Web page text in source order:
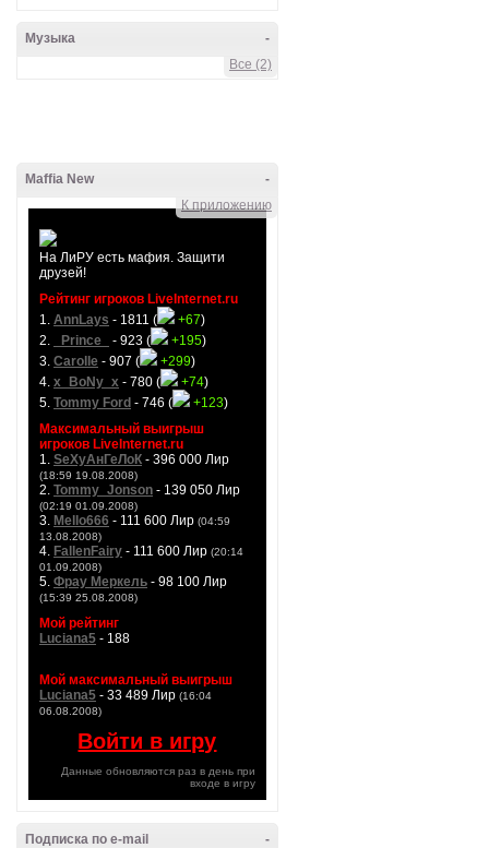
-
Музыка
Все (2)
-
Maffia New
К приложению
На ЛиРУ есть мафия. Защити
друзей!
Рейтинг игроков LiveInternet.ru
1. AnnLays - 1811 ( +67)
2.
_Prince_ - 923 ( +195)
3. Carolle - 907 ( +299)
4. x_BoNy_x - 780 ( +74)
5. Tommy Ford - 746 ( +123)
Максимальный выигрыш
игроков LiveInternet.ru
1. SeXyАнГеЛоК - 396 000 Лир
(18:59 19.08.2008)
2. Tommy_Jonson - 139 050 Лир
(02:19 01.09.2008)
3. Mello666 - 111 600 Лир (04:59
13.08.2008)
4. FallenFairy - 111 600 Лир (20:14
01.09.2008)
5. Фрау Меркель - 98 100 Лир
(15:39 25.08.2008)
Мой рейтинг
Luciana5 - 188
Мой максимальный выигрыш
Luciana5 - 33 489 Лир (16:04
06.08.2008)
Войти в игру
Данные обновляются раз в день при
входе в игру
-
Подписка по e-mail